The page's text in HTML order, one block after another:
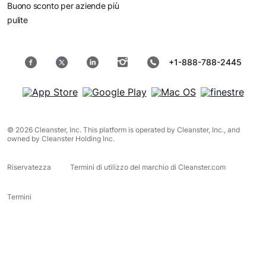
Buono sconto per aziende più
pulite
+1-888-788-2445
© 2026 Cleanster, Inc. This platform is operated by Cleanster, Inc., and
owned by Cleanster Holding Inc.
Riservatezza Termini di utilizzo del marchio di Cleanster.com
Termini